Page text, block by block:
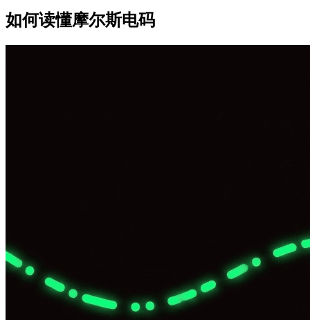
如何读懂摩尔斯电码